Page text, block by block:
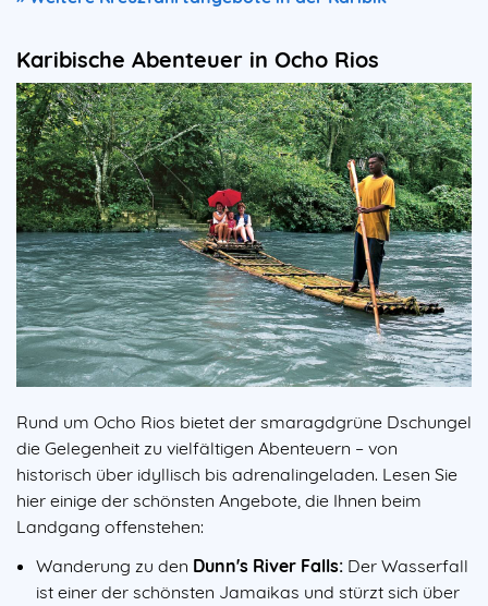
Karibische Abenteuer in Ocho Rios
Rund um Ocho Rios bietet der smaragdgrüne Dschungel
die Gelegenheit zu vielfältigen Abenteuern – von
historisch über idyllisch bis adrenalingeladen. Lesen Sie
hier einige der schönsten Angebote, die Ihnen beim
Landgang offenstehen:
Wanderung zu den Dunn's River Falls: Der Wasserfall
ist einer der schönsten Jamaikas und stürzt sich über